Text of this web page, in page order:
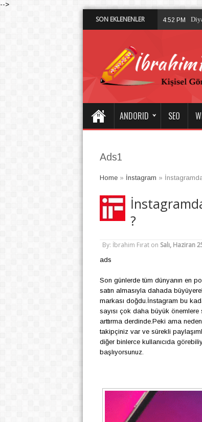
-->
SON EKLENENLER 2:28 PM
ANDORID SEO
Ads1
Home» İnstagram »
?
By: İbrahim Fırat on Salı, Haziran
ads
Son günlerde tüm dünyanın en
satın almasıyla dahada büyü
markası doğdu.İnstagram bu
sayısı çok daha büyük önemlere
arttırma derdinde.Peki ama
takipçiniz var ve sürekli
diğer binlerce kullanıcıda gö
başlıyorsunuz.